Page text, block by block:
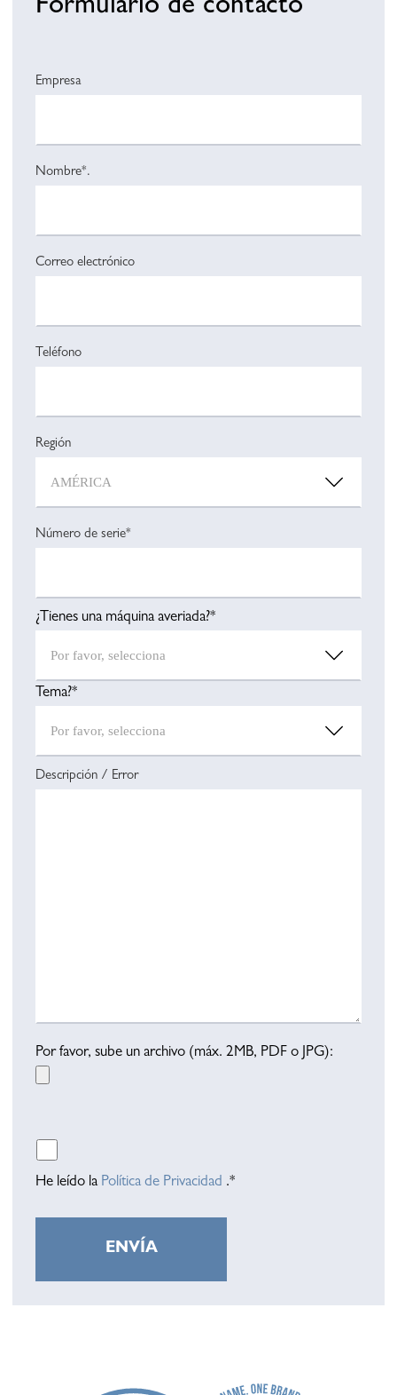
Formulario de contacto
Empresa
Nombre*.
Correo electrónico
Teléfono
Región
Número de serie*
¿Tienes una máquina averiada?*
Tema?*
Descripción / Error
Por favor, sube un archivo (máx. 2MB, PDF o JPG):
He leído la Política de Privacidad .*